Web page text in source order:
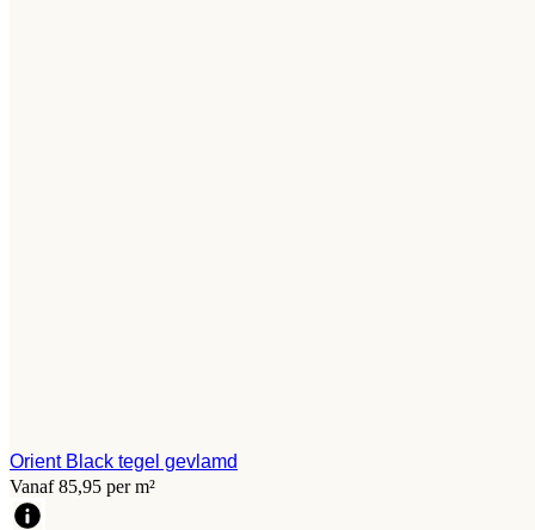
Orient Black tegel gevlamd
Vanaf 85,95 per m²